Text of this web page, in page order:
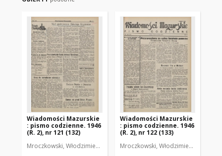
Wiadomości Mazurskie
: pismo codzienne. 1946
(R. 2), nr 121 (132)
Mroczkowski, Włodzimierz (1902-1971). Redaktor
Wiadomości Mazurskie
: pismo codzienne. 1946
(R. 2), nr 122 (133)
Mroczkowski, Włodzimierz (1902-